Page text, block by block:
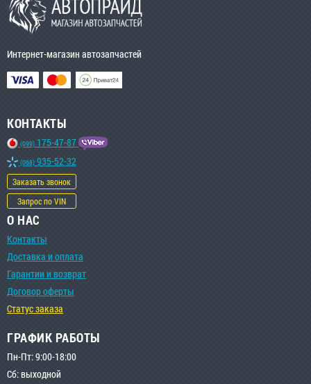
Интернет-магазин автозапчастей
КОНТАКТЫ
(099) 175-47-87
(068) 935-52-32
Заказать звонок
Запрос по VIN
О НАС
Контакты
Доставка и оплата
Гарантии и возврат
Договор оферты
Статус заказа
ГРАФИК РАБОТЫ
Пн-Пт: 9:00-18:00
Сб: выходной